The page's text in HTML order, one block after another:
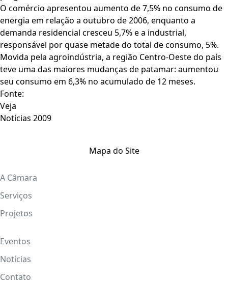
O comércio apresentou aumento de 7,5% no consumo de
energia em relação a outubro de 2006, enquanto a
demanda residencial cresceu 5,7% e a industrial,
responsável por quase metade do total de consumo, 5%.
Movida pela agroindústria, a região Centro-Oeste do país
teve uma das maiores mudanças de patamar: aumentou
seu consumo em 6,3% no acumulado de 12 meses.
Fonte:
Veja
Notícias 2009
Mapa do Site
A Câmara
Serviços
Projetos
Eventos
Notícias
Contato